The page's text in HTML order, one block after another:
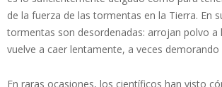
de la fuerza de las tormentas en la Tierra. En
tormentas son desordenadas: arrojan polvo a
vuelve a caer lentamente, a veces demorando
En raras ocasiones, los científicos han visto